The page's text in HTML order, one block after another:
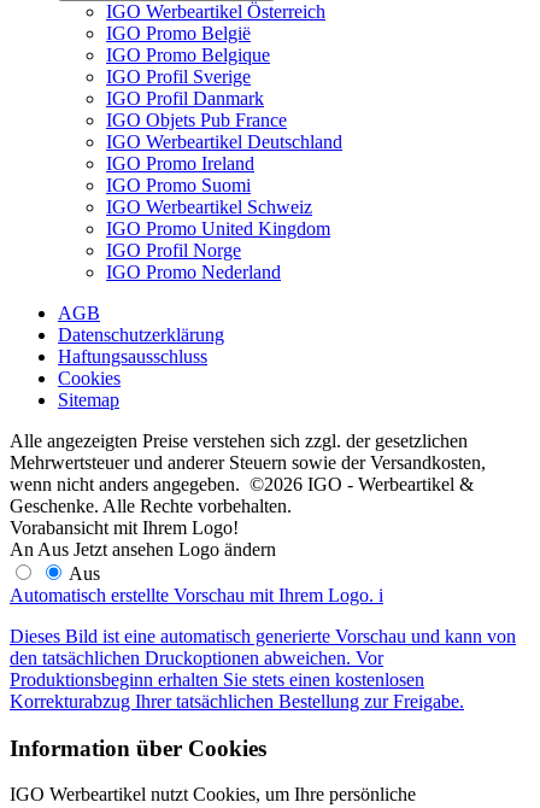
IGO Werbeartikel Österreich
IGO Promo België
IGO Promo Belgique
IGO Profil Sverige
IGO Profil Danmark
IGO Objets Pub France
IGO Werbeartikel Deutschland
IGO Promo Ireland
IGO Promo Suomi
IGO Werbeartikel Schweiz
IGO Promo United Kingdom
IGO Profil Norge
IGO Promo Nederland
AGB
Datenschutzerklärung
Haftungsausschluss
Cookies
Sitemap
Alle angezeigten Preise verstehen sich zzgl. der gesetzlichen
Mehrwertsteuer und anderer Steuern sowie der Versandkosten,
wenn nicht anders angegeben. ©2026 IGO - Werbeartikel &
Geschenke. Alle Rechte vorbehalten.
Vorabansicht mit Ihrem Logo!
An Aus Jetzt ansehen Logo ändern
Aus
Automatisch erstellte Vorschau mit Ihrem Logo. i
Dieses Bild ist eine automatisch generierte Vorschau und kann von
den tatsächlichen Druckoptionen abweichen. Vor
Produktionsbeginn erhalten Sie stets einen kostenlosen
Korrekturabzug Ihrer tatsächlichen Bestellung zur Freigabe.
Information über Cookies
IGO Werbeartikel nutzt Cookies, um Ihre persönliche